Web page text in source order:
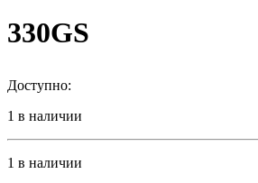
330GS
Доступно:
1 в наличии
1 в наличии